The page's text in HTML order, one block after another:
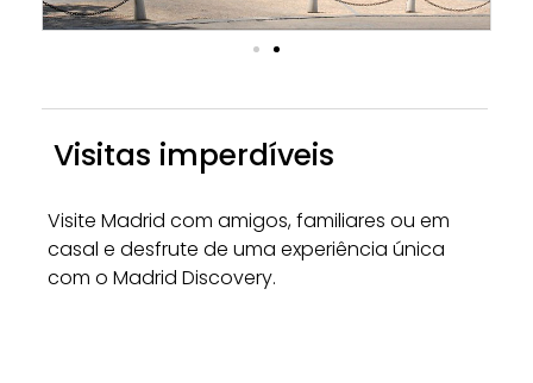
Visitas imperdíveis
Visite Madrid com amigos, familiares ou em
casal e desfrute de uma experiência única
com o Madrid Discovery.